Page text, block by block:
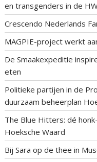
en transgenders in de
Crescendo Nederlands
MAGPIE-project werkt
De Smaakexpeditie
eten
Politieke partijen in de
duurzaam beheerplan
The Blue Hitters: dé
Hoeksche Waard
Bij Sara op de thee in